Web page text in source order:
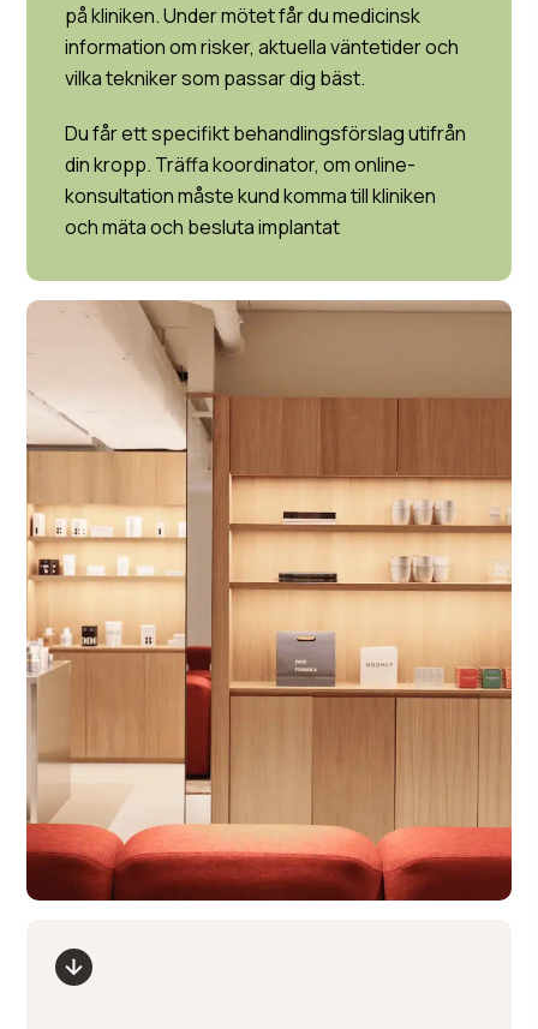
på kliniken. Under mötet får du medicinsk
information om risker, aktuella väntetider och
vilka tekniker som passar dig bäst.
Du får ett specifikt behandlingsförslag utifrån
din kropp. Träffa koordinator, om online-
konsultation måste kund komma till kliniken
och mäta och besluta implantat